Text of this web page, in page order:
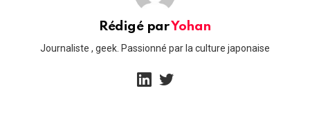
Rédigé parYohan
Journaliste , geek. Passionné par la culture japonaise
linkedin